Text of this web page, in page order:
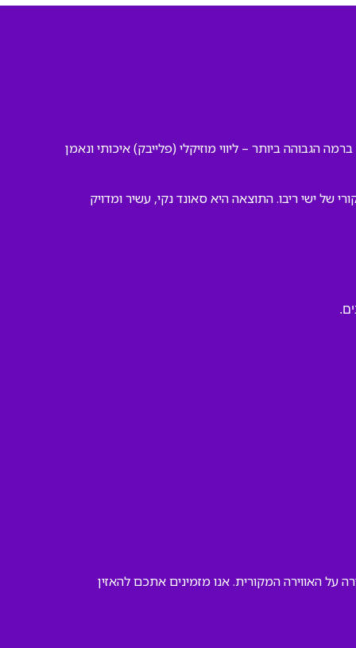
ברמה הגבוהה ביותר – ליווי מוזיקלי (פלייבק) איכותי ונאמן
ישי ריבו. התוצאה היא סאונד נקי, עשיר ומדויק
האווירה המקורית. אנו מזמינים אתכם להאזין